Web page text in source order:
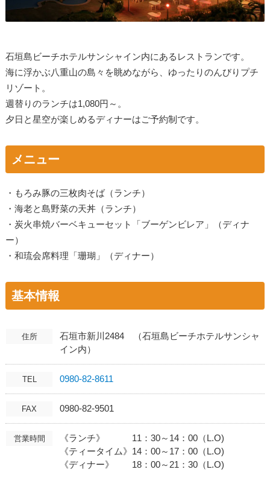
石垣島ビーチホテルサンシャイン内にあるレストランです。
海に浮かぶ八重山の島々を眺めながら、ゆったりのんびりプチ
リゾート。
週替りのランチは1,080円～。
夕日と星空が楽しめるディナーはご予約制です。
メニュー
・もろみ豚の三枚肉そば（ランチ）
・海老と島野菜の天丼（ランチ）
・炭火串焼バーベキューセット「ブーゲンビレア」（ディナ
ー）
・和琉会席料理「珊瑚」（ディナー）
基本情報
住所
石垣市新川2484 （石垣島ビーチホテルサンシャ
イン内）
TEL 0980-82-8611
FAX 0980-82-9501
営業時間
《ランチ》 11：30～14：00（L.O)
《ティータイム》14：00～17：00（L.O)
《ディナー》 18：00～21：30（L.O)